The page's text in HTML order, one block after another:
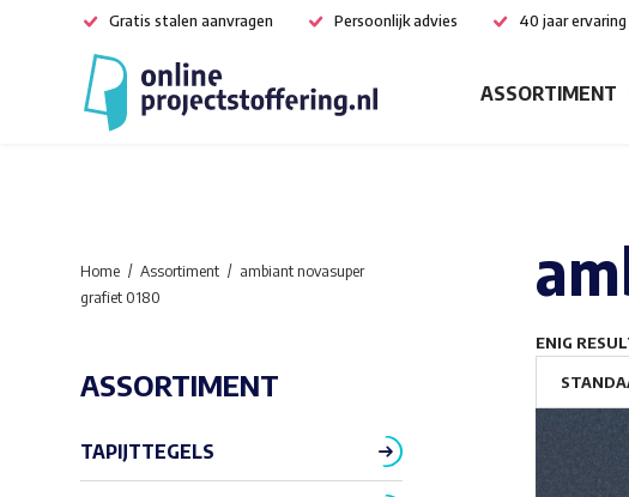
Gratis stalen aanvragen Persoonlijk advies 40 jaar ervaring
ASSORTIMENT
ENIG
Home Assortiment
ambiant novasuper
grafiet 0180
ASSORTIMENT
TAPIJTTEGELS